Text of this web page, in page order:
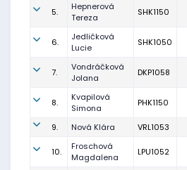
5.
Hepnerová
Tereza
SHK1150
6.
Jedličková
Lucie
SHK1050
7.
Vondráčková
Jolana
DKP1058
8.
Kvapilová
Simona
PHK1150
9. Nová Klára VRL1053
10.
Froschová
Magdalena
LPU1052